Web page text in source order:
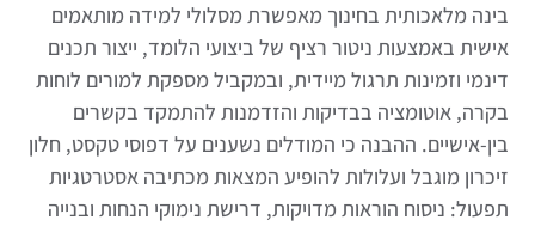
בינה מלאכותית בחינוך מאפשרת מסלולי למידה מותאמים
אישית באמצעות ניטור רציף של ביצועי הלומד, ייצור תכנים
דינמי וזמינות תרגול מיידית, ובמקביל מספקת למורים לוחות
בקרה, אוטומציה בבדיקות והזדמנות להתמקד בקשרים
בין-אישיים. ההבנה כי המודלים נשענים על דפוסי טקסט, חלון
זיכרון מוגבל ועלולות להופיע המצאות מכתיבה אסטרטגיות
תפעול: ניסוח הוראות מדויקות, דרישת נימוקי הנחות ובנייה